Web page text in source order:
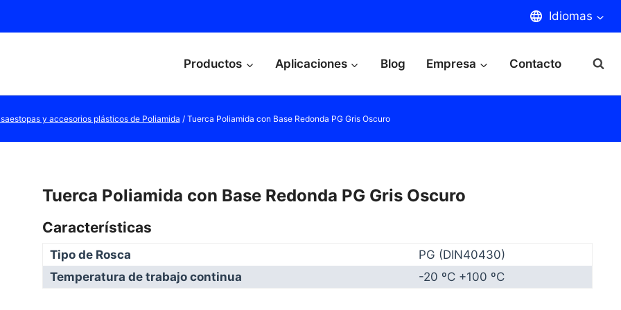
Idiomas
Productos Aplicaciones Blog Empresa Contacto
y accesorios plásticos de Poliamida / Tuerca Poliamida con Base Redonda PG Gris Oscuro
Tuerca Poliamida con Base Redonda PG Gris Oscuro
Características
Tipo de Rosca
PG (DIN40430)
Temperatura de trabajo continua
-20 ºC +100 ºC